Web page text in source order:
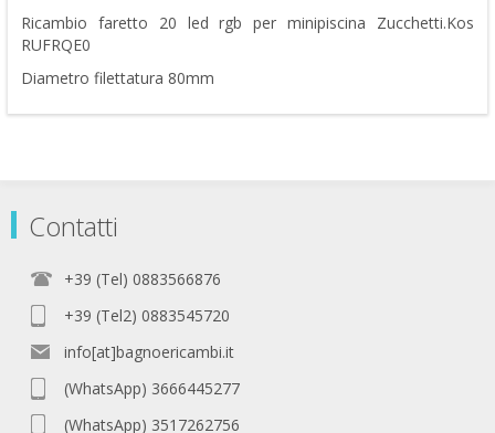
Ricambio faretto 20 led rgb per minipiscina Zucchetti.Kos
RUFRQE0
Diametro filettatura 80mm
Contatti
+39 (Tel) 0883566876
+39 (Tel2) 0883545720
info[at]bagnoericambi.it
(WhatsApp) 3666445277
(WhatsApp) 3517262756